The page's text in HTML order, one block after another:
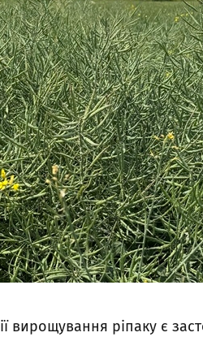
вирощування ріпаку є